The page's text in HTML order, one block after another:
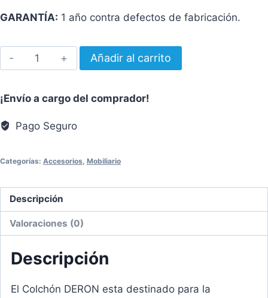
GARANTÍA: 1 año contra defectos de fabricación.
Colchón
QPRESS
DERON
14
cantidad
Añadir al carrito
¡Envío a cargo del comprador!
Pago Seguro
Categorías: Accesorios Mobiliario
Descripción
Valoraciones (0)
Descripción
El Colchón DERON esta destinado para la